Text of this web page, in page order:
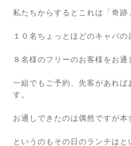
私たちからするとこれは「奇跡
１０名ちょっとほどのキャパの
８名様のフリーのお客様をお通
一組でもご予約、先客があれ
す。
お通しできたのは偶然ですが
というのもその日のランチはと